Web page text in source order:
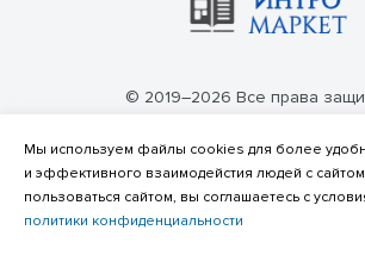
© 2019–2026 Все права
Политика
Мы используем файлы cookies для более
и эффективного взаимодейстия людей с
пользоваться сайтом, вы соглашаетесь с
политики конфиденциальности